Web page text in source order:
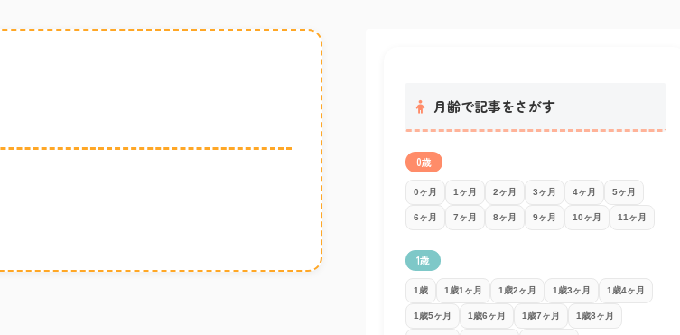
月齢で記事をさがす
0歳
0ヶ月 1ヶ月 2ヶ月 3ヶ月 4ヶ月 5ヶ月
6ヶ月 7ヶ月 8ヶ月 9ヶ月 10ヶ月 11ヶ月
1歳
1歳 1歳1ヶ月 1歳2ヶ月 1歳3ヶ月 1歳4ヶ月
1歳5ヶ月 1歳6ヶ月 1歳7ヶ月 1歳8ヶ月